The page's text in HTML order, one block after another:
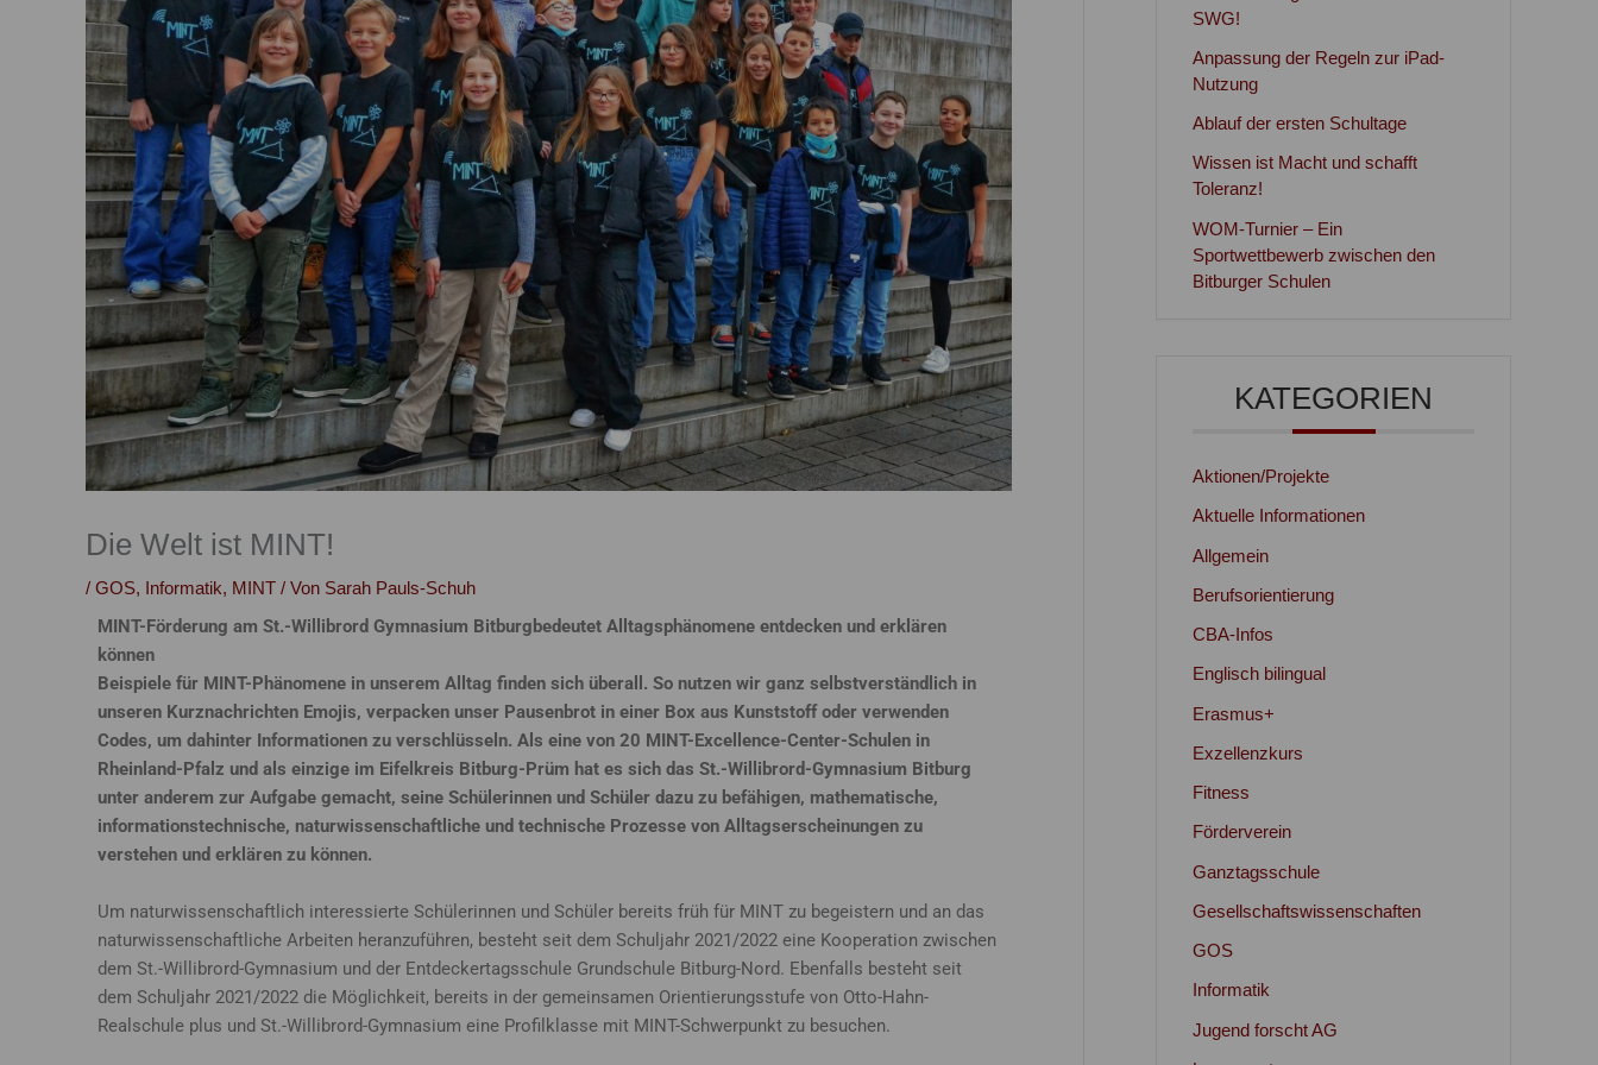
Die Welt ist MINT!
/ GOS, Informatik, MINT / Von Sarah Pauls-Schuh
MINT-Förderung am St.-Willibrord Gymnasium Bitburg bedeutet Alltagsphänomene entdecken und erklären
können
Beispiele für MINT-Phänomene in unserem Alltag finden sich überall. So nutzen wir ganz selbstverständlich in
unseren Kurznachrichten Emojis, verpacken unser Pausenbrot in einer Box aus Kunststoff oder verwenden
Codes, um dahinter Informationen zu verschlüsseln. Als eine von 20 MINT-Excellence-Center-Schulen in
Rheinland-Pfalz und als einzige im Eifelkreis Bitburg-Prüm hat es sich das St.-Willibrord-Gymnasium Bitburg
unter anderem zur Aufgabe gemacht, seine Schülerinnen und Schüler dazu zu befähigen, mathematische,
informationstechnische, naturwissenschaftliche und technische Prozesse von Alltagserscheinungen zu
verstehen und erklären zu können.
Um naturwissenschaftlich interessierte Schülerinnen und Schüler bereits früh für MINT zu begeistern und an das
naturwissenschaftliche Arbeiten heranzuführen, besteht seit dem Schuljahr 2021/2022 eine Kooperation zwischen
dem St.-Willibrord-Gymnasium und der Entdeckertagsschule Grundschule Bitburg-Nord. Ebenfalls besteht seit
dem Schuljahr 2021/2022 die Möglichkeit, bereits in der gemeinsamen Orientierungsstufe von Otto-Hahn-
Realschule plus und St.-Willibrord-Gymnasium eine Profilklasse mit MINT-Schwerpunkt zu besuchen.
SWG!
Anpassung der Regeln zur iPad-
Nutzung
Ablauf der ersten Schultage
Wissen ist Macht und schafft
Toleranz!
WOM-Turnier – Ein
Sportwettbewerb zwischen den
Bitburger Schulen
KATEGORIEN
Aktionen/Projekte
Aktuelle Informationen
Allgemein
Berufsorientierung
CBA-Infos
Englisch bilingual
Erasmus+
Exzellenzkurs
Fitness
Förderverein
Ganztagsschule
Gesellschaftswissenschaften
GOS
Informatik
Jugend forscht AG